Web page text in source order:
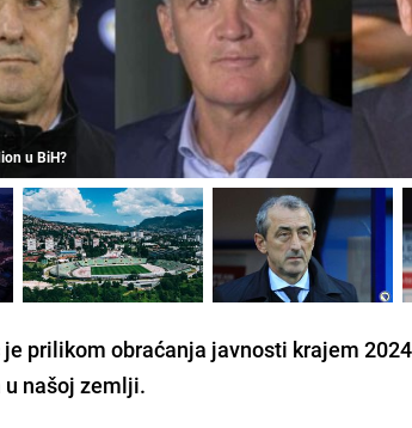
u BiH?
prilikom obraćanja javnosti krajem
našoj zemlji.